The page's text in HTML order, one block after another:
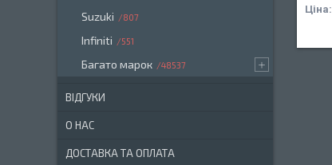
Ціна:
Suzuki 807
Infiniti 551
Багато марок 48537
ВІДГУКИ
О НАС
ДОСТАВКА ТА ОПЛАТА